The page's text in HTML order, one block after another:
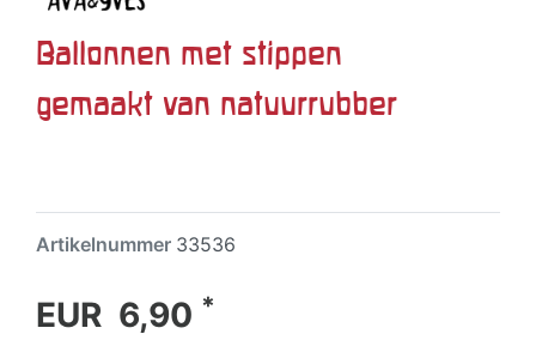
Ballonnen met stippen
gemaakt van natuurrubber
Artikelnummer 33536
EUR 6,90 *